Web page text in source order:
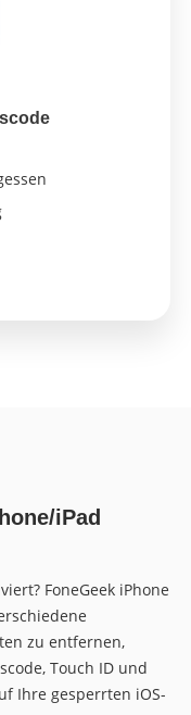
iPad
FoneGeek iPhone
zu entfernen,
Touch ID und
Ihre gesperrten iOS-